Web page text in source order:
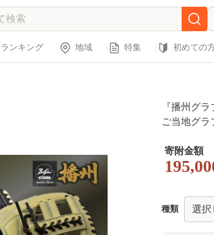
ランキング 地域 特集 初めての
『播州グ
ご当地グラ
球道具 播
左投げ
寄附金額
種類